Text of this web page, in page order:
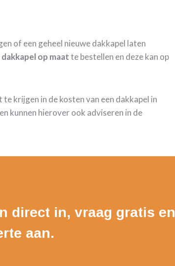
of een geheel nieuwe dakkapel laten
dakkapel op maatte bestellen en deze kan op
krijgen in de kosten van een dakkapel in
kunnen hierover ook adviseren in de
direct in, vraag gratis en
aan.